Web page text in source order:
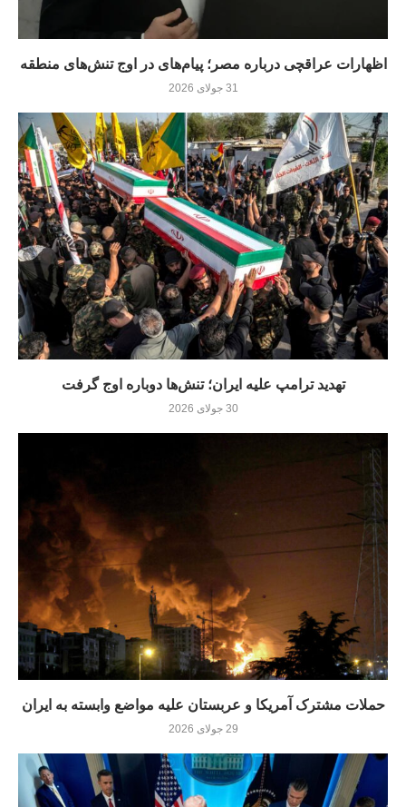
اظهارات عراقچی درباره مصر؛ پیام‌های در اوج تنش‌های منطقه
31 جولای 2026
تهدید ترامپ علیه ایران؛ تنش‌ها دوباره اوج گرفت
30 جولای 2026
حملات مشترک آمریکا و عربستان علیه مواضع وابسته به ایران
29 جولای 2026